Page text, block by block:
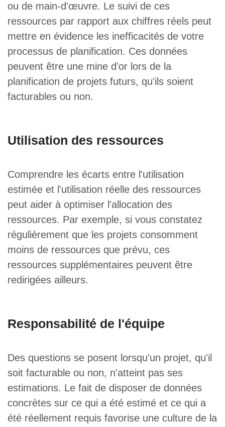
ou de main-d'œuvre. Le suivi de ces
ressources par rapport aux chiffres réels peut
mettre en évidence les inefficacités de votre
processus de planification. Ces données
peuvent être une mine d'or lors de la
planification de projets futurs, qu'ils soient
facturables ou non.
Utilisation des ressources
Comprendre les écarts entre l'utilisation
estimée et l'utilisation réelle des ressources
peut aider à optimiser l'allocation des
ressources. Par exemple, si vous constatez
régulièrement que les projets consomment
moins de ressources que prévu, ces
ressources supplémentaires peuvent être
redirigées ailleurs.
Responsabilité de l'équipe
Des questions se posent lorsqu'un projet, qu'il
soit facturable ou non, n'atteint pas ses
estimations. Le fait de disposer de données
concrètes sur ce qui a été estimé et ce qui a
été réellement requis favorise une culture de la